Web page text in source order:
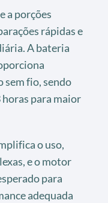
a porções
rápidas e
A bateria
sem fio, sendo
horas para maior
o uso,
e o motor
para
adequada